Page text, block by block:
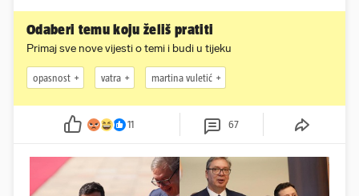
Odaberi temu koju želiš pratiti
Primaj sve nove vijesti o temi i budi u tijeku
opasnost vatra martina vuletić
11 67